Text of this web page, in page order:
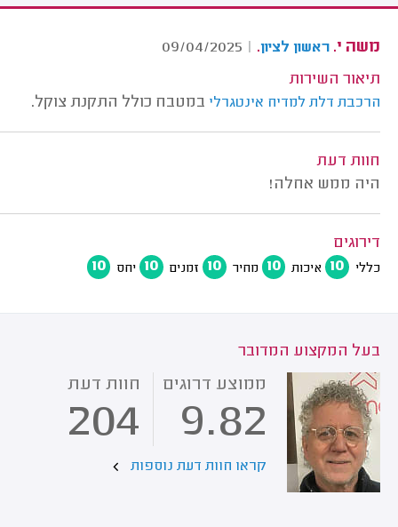
משה י. ראשון לציון.
|
09/04/2025
תיאור השירות
הרכבת דלת למדיח אינטגרלי במטבח כולל התקנת צוקל.
חוות דעת
היה ממש אחלה!
דירוגים
כללי 10 איכות 10 מחיר 10 זמנים 10 יחס 10
בעל המקצוע המדובר
ממוצע דרוגים
9.82
חוות דעת
204
קראו חוות דעת נוספות